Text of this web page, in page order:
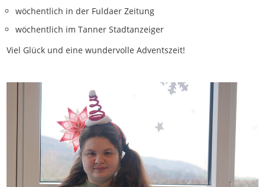
wöchentlich in der Fuldaer Zeitung
wöchentlich im Tanner Stadtanzeiger
Viel Glück und eine wundervolle Adventszeit!